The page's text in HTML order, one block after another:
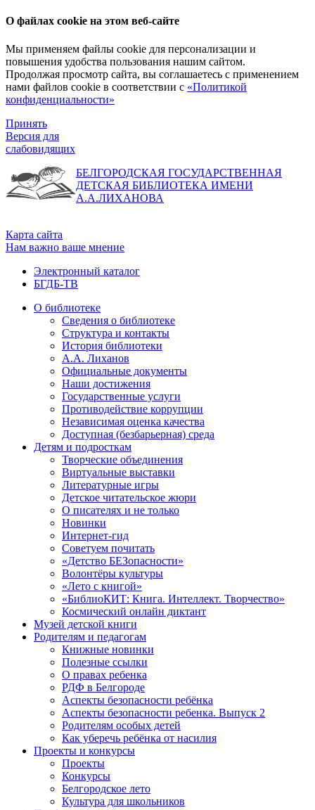
О файлах cookie на этом веб-сайте
Мы применяем файлы cookie для персонализации и
повышения удобства пользования нашим сайтом.
Продолжая просмотр сайта, вы соглашаетесь с применением
нами файлов cookie в соответствии с «Политикой
конфиденциальности»
Принять
Версия для
слабовидящих
БЕЛГОРОДСКАЯ ГОСУДАРСТВЕННАЯ
ДЕТСКАЯ БИБЛИОТЕКА ИМЕНИ
А.А.ЛИХАНОВА
Карта сайта
Нам важно ваше мнение
Электронный каталог
БГДБ-ТВ
О библиотеке
Сведения о библиотеке
Структура и контакты
История библиотеки
А.А. Лиханов
Официальные документы
Наши достижения
Государственные услуги
Противодействие коррупции
Независимая оценка качества
Доступная (безбарьерная) среда
Детям и подросткам
Творческие объединения
Виртуальные выставки
Литературные игры
Детское читательское жюри
О писателях и не только
Новинки
Интернет-гид
Советуем почитать
«Детство БЕЗопасности»
Волонтёры культуры
«Лето с книгой»
«БиблиоКИТ: Книга. Интеллект. Творчество»
Космический онлайн диктант
Музей детской книги
Родителям и педагогам
Книжные новинки
Полезные ссылки
О правах ребенка
РДФ в Белгороде
Аспекты безопасности ребёнка
Аспекты безопасности ребенка. Выпуск 2
Родителям особых детей
Как уберечь ребёнка от насилия
Проекты и конкурсы
Проекты
Конкурсы
Белгородское лето
Культура для школьников